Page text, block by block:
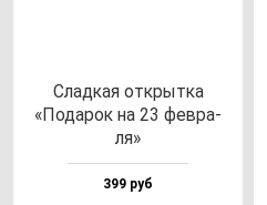
Слад­кая от­крыт­ка
«Пода­рок на 23 фев­ра­
ля»
399 руб